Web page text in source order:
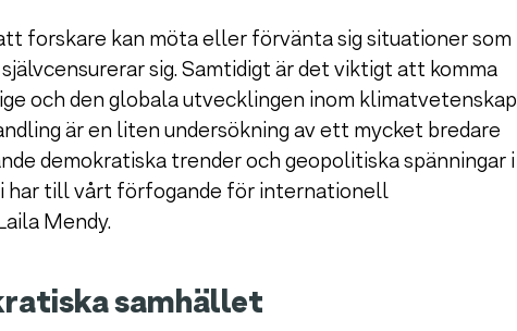
forskare kan möta eller förvänta sig situationer som
sig. Samtidigt är det viktigt att komma
och den globala utvecklingen inom klimatvetenskap
är en liten undersökning av ett mycket bredare
demokratiska trender och geopolitiska spänningar i
har till vårt förfogande för internationell
Mendy.
samhället